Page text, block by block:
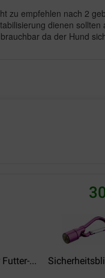
zu empfehlen nach 2
dienen
da der Hund
...